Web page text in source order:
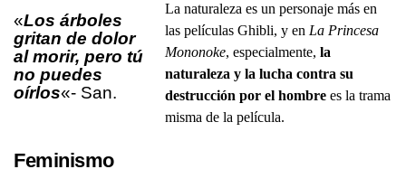
«Los árboles
gritan de dolor
al morir, pero tú
no puedes
oírlos«- San.
La naturaleza es un personaje más en
las películas Ghibli, y enLa Princesa
Mononoke, especialmente, la
naturaleza y la lucha contra su
destrucción por el hombre es la trama
misma de la película.
Feminismo